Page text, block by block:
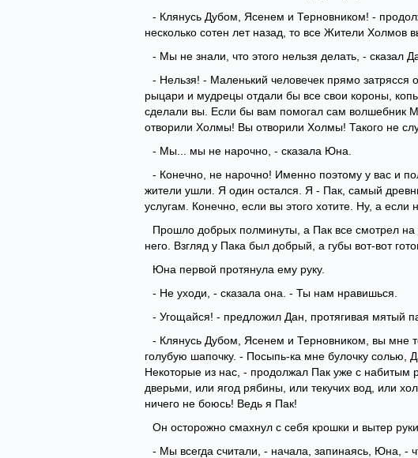
- Клянусь Дубом, Ясенем и Терновником! -
несколько сотен лет назад, то все Жители Холмов
- Мы не знали, что этого нельзя делать, - сказал
- Нельзя! - Маленький человечек прямо
рыцари и мудрецы отдали бы все свои короны,
сделали вы. Если бы вам помогал сам волшебник
отворили Холмы! Вы отворили Холмы! Такого не
- Мы... мы не нарочно, - сказала Юна.
- Конечно, не нарочно! Именно поэтому у вас и
жители ушли. Я один остался. Я - Пак, самый
услугам. Конечно, если вы этого хотите. Ну, а если
Прошло добрых полминуты, а Пак все смотрел на
него. Взгляд у Пака был добрый, а губы вот-вот
Юна первой протянула ему руку.
- Не уходи, - сказала она. - Ты нам нравишься.
- Угощайся! - предложил Дан, протягивая мятый
- Клянусь Дубом, Ясенем и Терновником, вы мне
голубую шапочку. - Посыпь-ка мне булочку солью,
Некоторые из нас, - продолжал Пак уже с набитым
дверьми, или ягод рябины, или текучих вод, или
ничего не боюсь! Ведь я Пак!
Он осторожно смахнул с себя крошки и вытер руки.
- Мы всегда считали, - начала, запинаясь, Юна, -